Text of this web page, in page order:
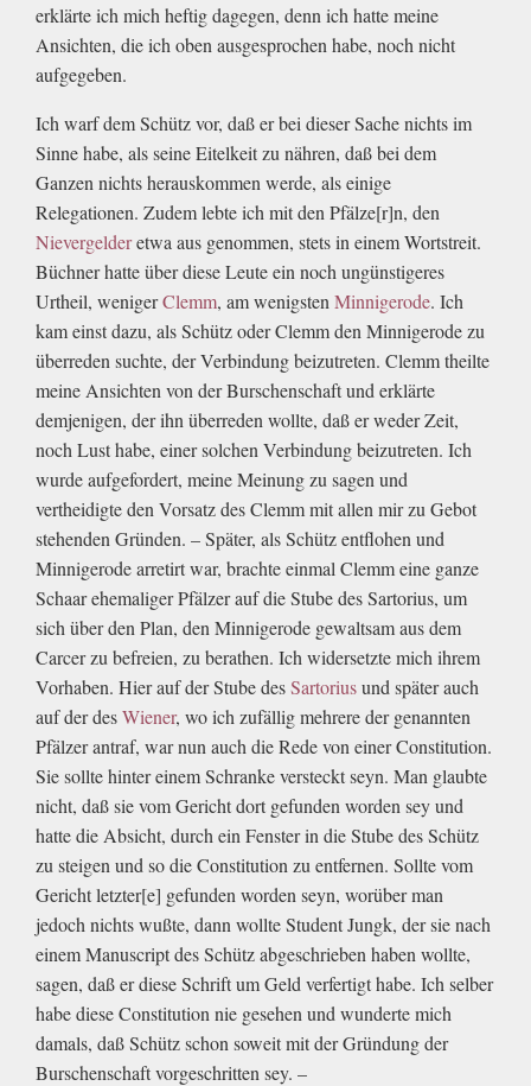
erklärte ich mich heftig dagegen, denn ich hatte meine
Ansichten, die ich oben ausgesprochen habe, noch nicht
aufgegeben.
Ich warf dem Schütz vor, daß er bei dieser Sache nichts im
Sinne habe, als seine Eitelkeit zu nähren, daß bei dem
Ganzen nichts herauskommen werde, als einige
Relegationen. Zudem lebte ich mit den Pfälze[r]n, den
Nievergelderetwa aus genommen, stets in einem Wortstreit.
Büchner hatte über diese Leute ein noch ungünstigeres
Urtheil, wenigerClemm, am wenigsten Minnigerode. Ich
kam einst dazu, als Schütz oder Clemm den Minnigerode zu
überreden suchte, der Verbindung beizutreten. Clemm theilte
meine Ansichten von der Burschenschaft und erklärte
demjenigen, der ihn überreden wollte, daß er weder Zeit,
noch Lust habe, einer solchen Verbindung beizutreten. Ich
wurde aufgefordert, meine Meinung zu sagen und
vertheidigte den Vorsatz des Clemm mit allen mir zu Gebot
stehenden Gründen. – Später, als Schütz entflohen und
Minnigerode arretirt war, brachte einmal Clemm eine ganze
Schaar ehemaliger Pfälzer auf die Stube des Sartorius, um
sich über den Plan, den Minnigerode gewaltsam aus dem
Carcer zu befreien, zu berathen. Ich widersetzte mich ihrem
Vorhaben. Hier auf der Stube desSartoriusund später auch
auf der desWiener, wo ich zufällig mehrere der genannten
Pfälzer antraf, war nun auch die Rede von einer Constitution.
Sie sollte hinter einem Schranke versteckt seyn. Man glaubte
nicht, daß sie vom Gericht dort gefunden worden sey und
hatte die Absicht, durch ein Fenster in die Stube des Schütz
zu steigen und so die Constitution zu entfernen. Sollte vom
Gericht letzter[e] gefunden worden seyn, worüber man
jedoch nichts wußte, dann wollte Student Jungk, der sie nach
einem Manuscript des Schütz abgeschrieben haben wollte,
sagen, daß er diese Schrift um Geld verfertigt habe. Ich selber
habe diese Constitution nie gesehen und wunderte mich
damals, daß Schütz schon soweit mit der Gründung der
Burschenschaft vorgeschritten sey. –